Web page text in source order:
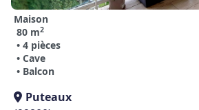
Maison
80 m2
• 4 pièces
• Cave
• Balcon
Puteaux